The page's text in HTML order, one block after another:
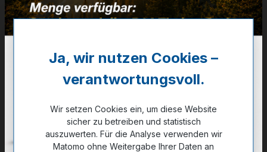
✔empfohlen für Objektivdurchmesser bis zu 36 mm
35,00 €
✔ Auf Lager
Noch kein Kunde?Registrieren Sie sich jetzt.
Ja, wir nutzen Cookies –
verantwortungsvoll.
Wir setzen Cookies ein, um diese Website
sicher zu betreiben und statistisch
auszuwerten. Für die Analyse verwenden wir
Matomo ohne Weitergabe Ihrer Daten an